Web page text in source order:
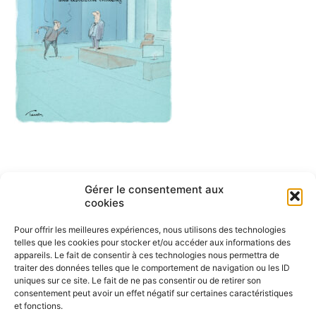
Gérer le consentement aux
cookies
Pour offrir les meilleures expériences, nous utilisons des technologies
telles que les cookies pour stocker et/ou accéder aux informations des
appareils. Le fait de consentir à ces technologies nous permettra de
traiter des données telles que le comportement de navigation ou les ID
uniques sur ce site. Le fait de ne pas consentir ou de retirer son
consentement peut avoir un effet négatif sur certaines caractéristiques
et fonctions.
Navigation
de
l’article
ARTICLE PRÉCÉDENT
English cartoons by Tesson-1